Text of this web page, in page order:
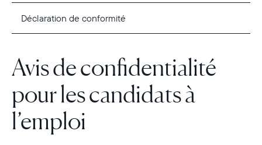
Déclaration de conformité
Avis de confidentialité
pour les candidats à
l’emploi